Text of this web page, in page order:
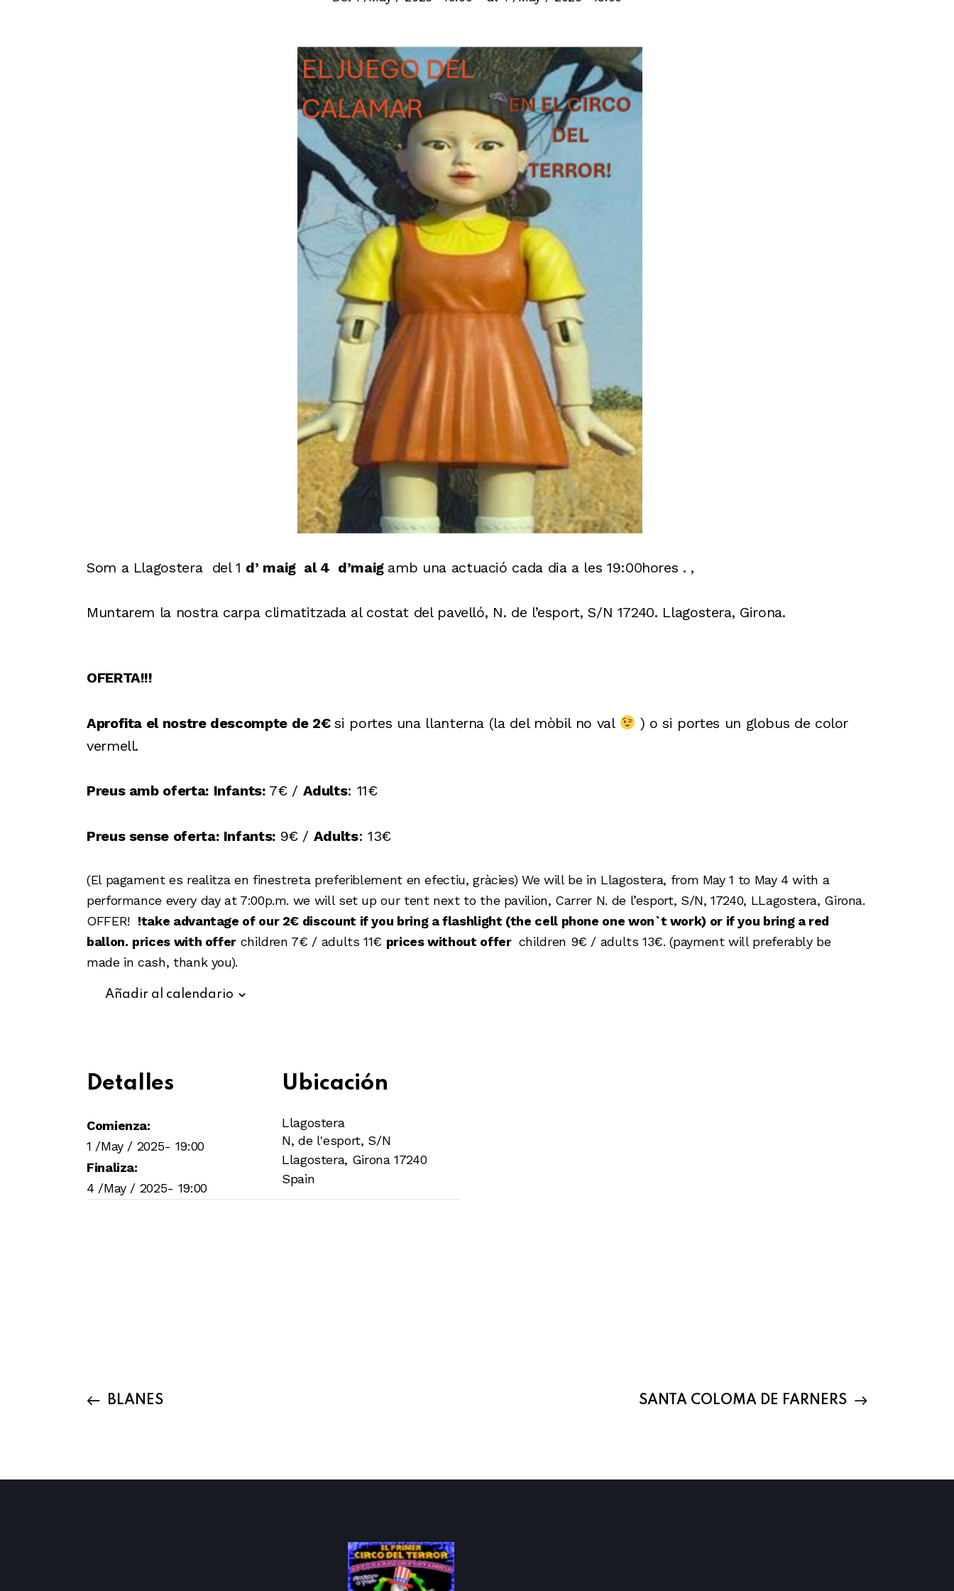
Som a Llagostera del 1 d’ maig al 4 d’maig amb una actuació cada dia a les 19:00hores . ,
Muntarem la nostra carpa climatitzada al costat del pavelló, N. de l’esport, S/N 17240. Llagostera, Girona.
OFERTA!!!
Aprofita el nostre descompte de 2€si portes una llanterna (la del mòbil no val
) o si portes un globus de color
vermell.
Preus amb oferta: Infants:7€ / Adults: 11€
Preus sense oferta: Infants:9€ / Adults: 13€
(El pagament es realitza en finestreta preferiblement en efectiu, gràcies) We will be in Llagostera, from May 1 to May 4 with a
performance every day at 7:00p.m. we will set up our tent next to the pavilion, Carrer N. de l’esport, S/N, 17240, LLagostera, Girona.
OFFER! !take advantage of our 2€ discount if you bring a flashlight (the cell phone one won`t work) or if you bring a red
ballon. prices with offer children 7€ / adults 11€ prices without offer children 9€ / adults 13€. (payment will preferably be
made in cash, thank you).
Añadir al calendario
Detalles
Comienza:
1 /May / 2025- 19:00
Finaliza:
4 /May / 2025- 19:00
Ubicación
Llagostera
N, de l'esport, S/N
Llagostera, Girona 17240
Spain
BLANES SANTA COLOMA DE FARNERS